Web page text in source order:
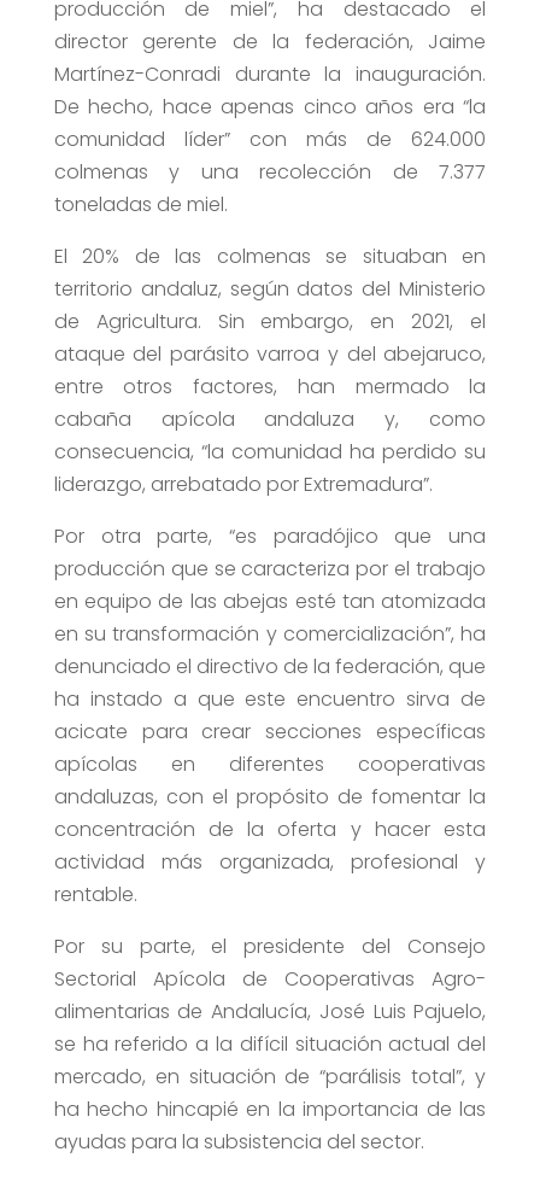
producción de miel”, ha destacado el
director gerente de la federación, Jaime
Martínez-Conradi durante la inauguración.
De hecho, hace apenas cinco años era “la
comunidad líder” con más de 624.000
colmenas y una recolección de 7.377
toneladas de miel.
El 20% de las colmenas se situaban en
territorio andaluz, según datos del Ministerio
de Agricultura. Sin embargo, en 2021, el
ataque del parásito varroa y del abejaruco,
entre otros factores, han mermado la
cabaña apícola andaluza y, como
consecuencia, “la comunidad ha perdido su
liderazgo, arrebatado por Extremadura”.
Por otra parte, “es paradójico que una
producción que se caracteriza por el trabajo
en equipo de las abejas esté tan atomizada
en su transformación y comercialización”, ha
denunciado el directivo de la federación, que
ha instado a que este encuentro sirva de
acicate para crear secciones específicas
apícolas en diferentes cooperativas
andaluzas, con el propósito de fomentar la
concentración de la oferta y hacer esta
actividad más organizada, profesional y
rentable.
Por su parte, el presidente del Consejo
Sectorial Apícola de Cooperativas Agro-
alimentarias de Andalucía, José Luis Pajuelo,
se ha referido a la difícil situación actual del
mercado, en situación de “parálisis total”, y
ha hecho hincapié en la importancia de las
ayudas para la subsistencia del sector.